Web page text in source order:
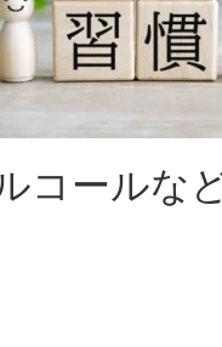
コールな